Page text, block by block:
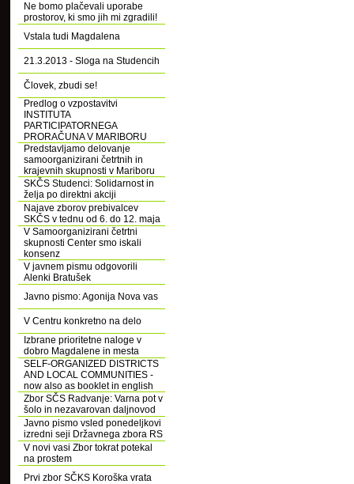
Ne bomo plačevali uporabe
prostorov, ki smo jih mi zgradili!
Vstala tudi Magdalena
21.3.2013 - Sloga na Studencih
Človek, zbudi se!
Predlog o vzpostavitvi
INSTITUTA
PARTICIPATORNEGA
PRORAČUNA V MARIBORU
Predstavljamo delovanje
samoorganizirani četrtnih in
krajevnih skupnosti v Mariboru
SKČS Studenci: Solidarnost in
želja po direktni akciji
Najave zborov prebivalcev
SKČS v tednu od 6. do 12. maja
V Samoorganizirani četrtni
skupnosti Center smo iskali
konsenz
V javnem pismu odgovorili
Alenki Bratušek
Javno pismo: Agonija Nova vas
V Centru konkretno na delo
Izbrane prioritetne naloge v
dobro Magdalene in mesta
SELF-ORGANIZED DISTRICTS
AND LOCAL COMMUNITIES -
now also as booklet in english
Zbor SČS Radvanje: Varna pot v
šolo in nezavarovan daljnovod
Javno pismo vsled ponedeljkovi
izredni seji Državnega zbora RS
V novi vasi Zbor tokrat potekal
na prostem
Prvi zbor SČKS Koroška vrata